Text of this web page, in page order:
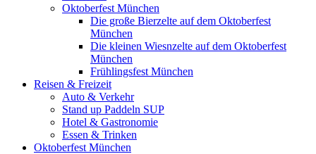
Oktoberfest München
Die große Bierzelte auf dem Oktoberfest
München
Die kleinen Wiesnzelte auf dem Oktoberfest
München
Frühlingsfest München
Reisen & Freizeit
Auto & Verkehr
Stand up Paddeln SUP
Hotel & Gastronomie
Essen & Trinken
Oktoberfest München